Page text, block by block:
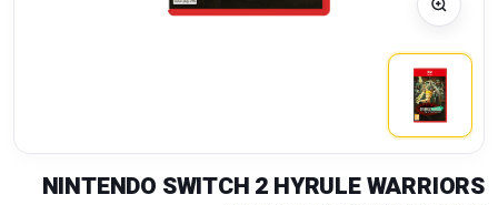
NINTENDO SWITCH 2 HYRULE WARRIORS